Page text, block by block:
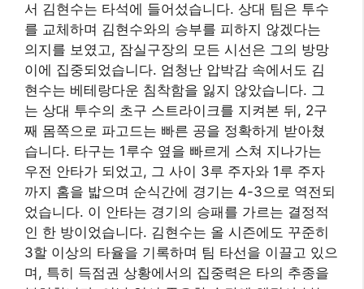
서 김현수는 타석에 들어섰습니다. 상대 팀은 투수
를 교체하며 김현수와의 승부를 피하지 않겠다는
의지를 보였고, 잠실구장의 모든 시선은 그의 방망
이에 집중되었습니다. 엄청난 압박감 속에서도 김
현수는 베테랑다운 침착함을 잃지 않았습니다. 그
는 상대 투수의 초구 스트라이크를 지켜본 뒤, 2구
째 몸쪽으로 파고드는 빠른 공을 정확하게 받아쳤
습니다. 타구는 1루수 옆을 빠르게 스쳐 지나가는
우전 안타가 되었고, 그 사이 3루 주자와 1루 주자
까지 홈을 밟으며 순식간에 경기는 4-3으로 역전되
었습니다. 이 안타는 경기의 승패를 가르는 결정적
인 한 방이었습니다. 김현수는 올 시즌에도 꾸준히
3할 이상의 타율을 기록하며 팀 타선을 이끌고 있으
며, 특히 득점권 상황에서의 집중력은 타의 추종을